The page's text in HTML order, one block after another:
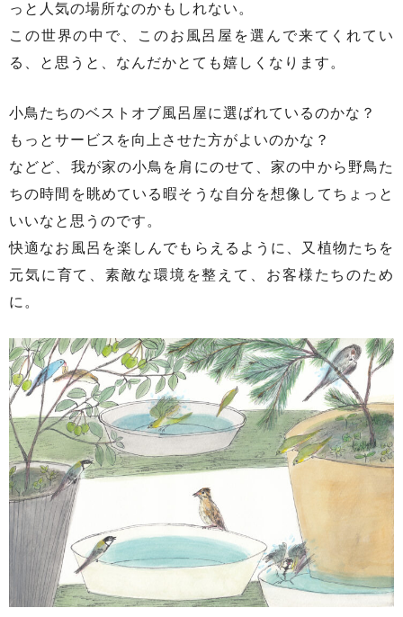
っと人気の場所なのかもしれない。
この世界の中で、このお風呂屋を選んで来てくれてい
る、と思うと、なんだかとても嬉しくなります。
小鳥たちのベストオブ風呂屋に選ばれているのかな？
もっとサービスを向上させた方がよいのかな？
などど、我が家の小鳥を肩にのせて、家の中から野鳥た
ちの時間を眺めている暇そうな自分を想像してちょっと
いいなと思うのです。
快適なお風呂を楽しんでもらえるように、又植物たちを
元気に育て、素敵な環境を整えて、お客様たちのため
に。